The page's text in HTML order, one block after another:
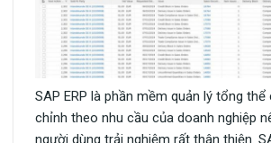
SAP ERP là phần mềm quản lý tổng
chỉnh theo nhu cầu của doanh nghiệp
người dùng trải nghiệm rất thân thiện.